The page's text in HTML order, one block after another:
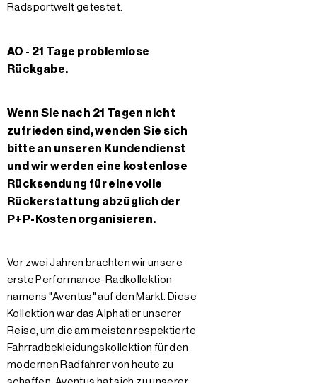
Radsportwelt getestet.
AO - 21 Tage problemlose
Rückgabe.
Wenn Sie nach 21 Tagen nicht
zufrieden sind, wenden Sie sich
bitte an unseren Kundendienst
und wir werden eine kostenlose
Rücksendung für eine volle
Rückerstattung abzüglich der
P+P-Kosten organisieren.
Vor zwei Jahren brachten wir unsere
erste Performance-Radkollektion
namens "Aventus" auf den Markt. Diese
Kollektion war das Alphatier unserer
Reise, um die am meisten respektierte
Fahrradbekleidungskollektion für den
modernen Radfahrer von heute zu